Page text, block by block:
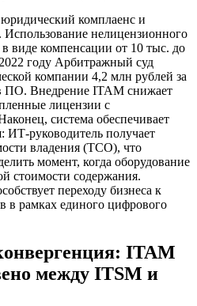
комплаенс и
нелицензионного
виде компенсации от 10 тыс. до
году Арбитражный суд
компании 4,2 млн рублей за
ПО. Внедрение ITAM снижает
лицензии с
система обеспечивает
ИТ-руководитель получает
владения (TCO), что
момент, когда оборудование
стоимости содержания.
переходу бизнеса к
в рамках единого цифрового
ITAM
между ITSM и